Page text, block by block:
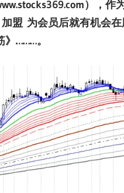
） ，作
盟 为会员后就有机会在
………。